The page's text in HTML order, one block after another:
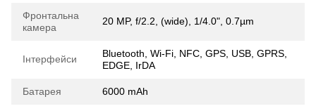
Фронтальна
камера
20 MP, f/2.2, (wide), 1/4.0", 0.7µm
Інтерфейси
Bluetooth, Wi-Fi, NFC, GPS, USB, GPRS,
EDGE, IrDA
Батарея 6000 mAh